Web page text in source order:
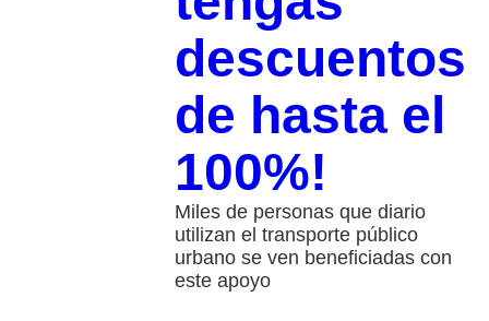
descuentos
de hasta el
100%!
Miles de personas que diario
utilizan el transporte público
urbano se ven beneficiadas con
este apoyo